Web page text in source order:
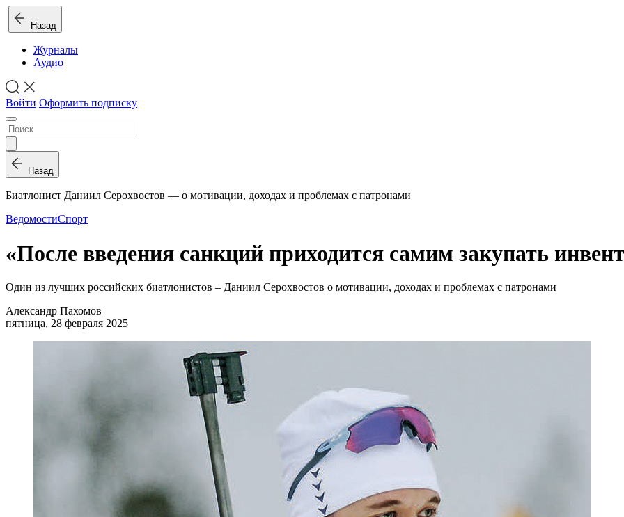
Назад
Журналы
Аудио
Войти Оформить подписку
Назад
Биатлонист Даниил Серохвостов — о мотивации, доходах и проблемах с патронами
ВедомостиСпорт
«После введения санкций приходится самим закупать
Один из лучших российских биатлонистов – Даниил Серохвостов о мотивации, доходах и проблемах с патронами
Александр Пахомов
пятница, 28 февраля 2025